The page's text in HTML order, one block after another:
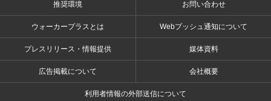
推奨環境 お問い合わせ
ウォーカープラスとは Webプッシュ通知について
プレスリリース・情報提供 媒体資料
広告掲載について 会社概要
利用者情報の外部送信について